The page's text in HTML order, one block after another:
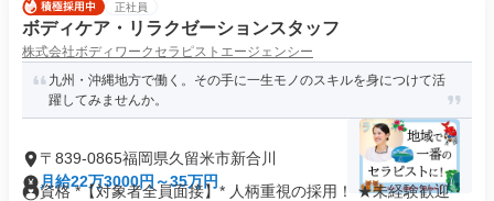
正社員
ボディケア・リラクゼーションスタッフ
株式会社ボディワークセラピストエージェンシー
九州・沖縄地方で働く。その手に一生モノのスキルを身につけて活
躍してみませんか。
〒839-0865福岡県久留米市新合川
月給22万3000円～35万円
資格 *【対象者全員面接】* 人柄重視の採用！ ★未経験歓迎・